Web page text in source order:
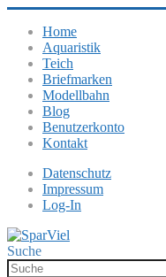
Home
Aquaristik
Teich
Briefmarken
Modellbahn
Blog
Benutzerkonto
Kontakt
Datenschutz
Impressum
Log-In
Suche